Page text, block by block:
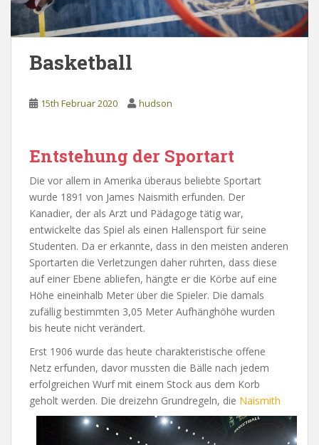
Basketball
15th Februar 2020 hudson
Entstehung der Sportart
Die vor allem in Amerika überaus beliebte Sportart
wurde 1891 von James Naismith erfunden. Der
Kanadier, der als Arzt und Pädagoge tätig war,
entwickelte das Spiel als einen Hallensport für seine
Studenten. Da er erkannte, dass in den meisten anderen
Sportarten die Verletzungen daher rührten, dass diese
auf einer Ebene abliefen, hängte er die Körbe auf eine
Höhe eineinhalb Meter über die Spieler. Die damals
zufällig bestimmten 3,05 Meter Aufhänghöhe wurden
bis heute nicht verändert.
Erst 1906 wurde das heute charakteristische offene
Netz erfunden, davor mussten die Bälle nach jedem
erfolgreichen Wurf mit einem Stock aus dem Korb
geholt werden. Die dreizehn Grundregeln, die Naismith